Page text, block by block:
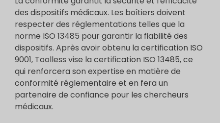
des dispositifs médicaux. Les boîtiers doivent
respecter des réglementations telles que la
norme ISO 13485 pour garantir la fiabilité des
dispositifs. Après avoir obtenu la certification ISO
9001, Toolless vise la certification ISO 13485, ce
qui renforcera son expertise en matière de
conformité réglementaire et en fera un
partenaire de confiance pour les chercheurs
médicaux.